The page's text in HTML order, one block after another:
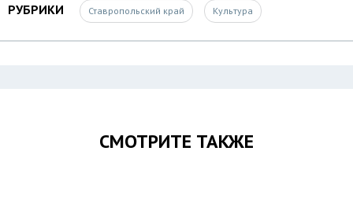
РУБРИКИ Ставропольский край Культура
СМОТРИТЕ ТАКЖЕ